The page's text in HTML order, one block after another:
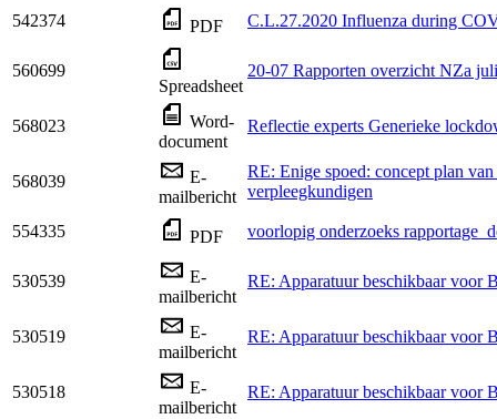
542374 PDF C.L.27.2020 Influenza during
560699
Spreadsheet
20-07 Rapporten overzicht NZa
568023
Word-
document
Reflectie experts Generieke
568039
E-
mailbericht
RE: Enige spoed: concept plan
verpleegkundigen
554335 PDF voorlopig onderzoeks
530539
E-
mailbericht
RE: Apparatuur beschikbaar voor
530519
E-
mailbericht
RE: Apparatuur beschikbaar voor
530518
E-
mailbericht
RE: Apparatuur beschikbaar voor